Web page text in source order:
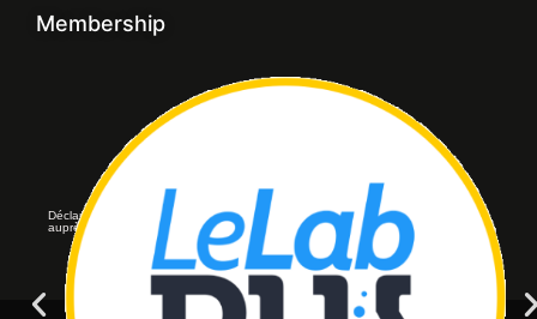
Membership
Déclaration d’activité de formation enregistrée sous le numéro 11756184975
auprès du préfet de région d’Ile-de-France.